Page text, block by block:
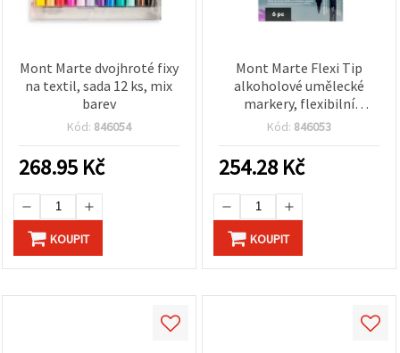
Mont Marte dvojhroté fixy
na textil, sada 12 ks, mix
barev
Kód: 846054
268.95 Kč
KOUPIT
Mont Marte Flexi Tip
alkoholové umělecké
markery, flexibilní
štětcový hrot, šedé
Kód: 846053
254.28 Kč
KOUPIT